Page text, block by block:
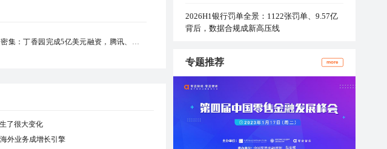
集：丁香园完成5亿美元融资，腾讯、高瓴
了很大变化
外业务成增长引擎
2026H1银行罚单全景：1122张罚单、9.57亿
背后，数据合规成新高压线
专题推荐 more